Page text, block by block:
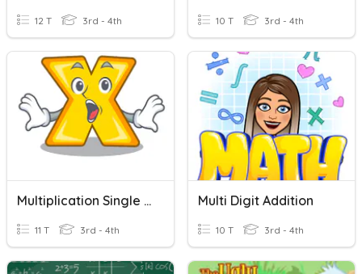
12 T 3rd - 4th 10 T 3rd - 4th
Multiplication Single And Multi-Digit
11 T 3rd - 4th
Multi Digit Addition
10 T 3rd - 4th